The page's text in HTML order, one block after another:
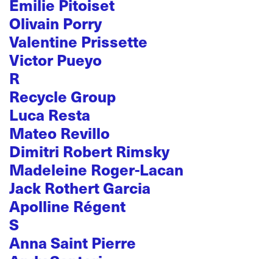
Emilie Pitoiset
Olivain Porry
Valentine Prissette
Victor Pueyo
R
Recycle Group
Luca Resta
Mateo Revillo
Dimitri Robert Rimsky
Madeleine Roger-Lacan
Jack Rothert Garcia
Apolline Régent
S
Anna Saint Pierre